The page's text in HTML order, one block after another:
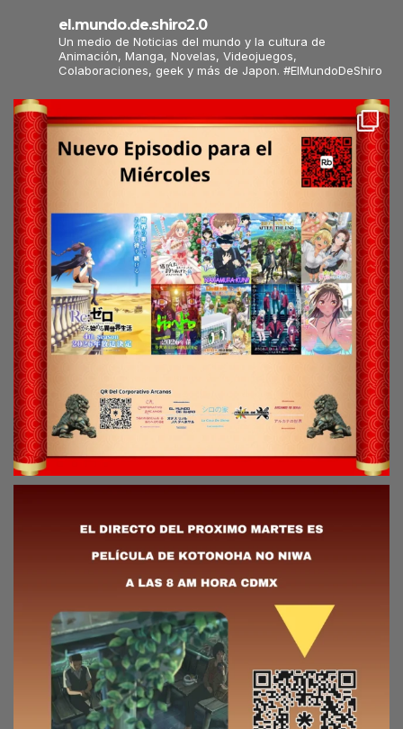
el.mundo.de.shiro2.0
Un medio de Noticias del mundo y la cultura de
Animación, Manga, Novelas, Videojuegos,
Colaboraciones, geek y más de Japon. #ElMundoDeShiro